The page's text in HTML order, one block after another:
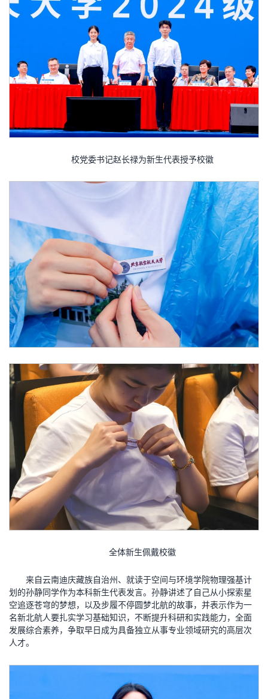
校党委书记赵长禄为新生代表授予校徽
全体新生佩戴校徽
来自云南迪庆藏族自治州、就读于空间与环境学院物理强基计
划的孙静同学作为本科新生代表发言。孙静讲述了自己从小探索星
空追逐苍穹的梦想，以及步履不停圆梦北航的故事，并表示作为一
名新北航人要扎实学习基础知识，不断提升科研和实践能力，全面
发展综合素养，争取早日成为具备独立从事专业领域研究的高层次
人才。